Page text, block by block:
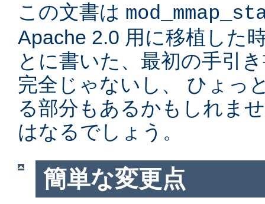
この文書は
Apache 2.0 用に移植した
とに書いた、最初の手引
完全じゃないし、 ひょっ
る部分もあるかもしれま
はなるでしょう。
簡単な変更点